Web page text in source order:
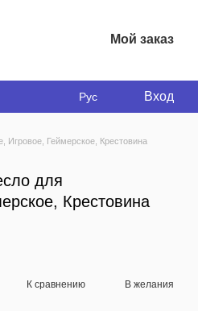
Мой заказ
Рус Вход
Игровое, Геймерское, Крестовина
для
Крестовина
К сравнению В желания